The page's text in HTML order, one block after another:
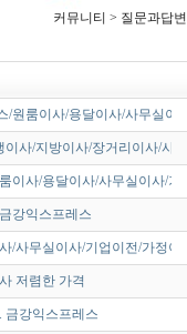
커뮤니티 > 질문과답변
/원룸이사/용달이사/사무실
이사/지방이사/장거리이사/사
이사/용달이사/사무실이사/
강익스프레스
/사무실이사/기업이전/가정
저렴한 가격
금강익스프레스